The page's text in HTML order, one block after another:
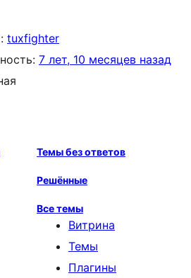
tuxfighter
7 лет, 10 месяцев назад
Темы без ответов
Решённые
Все темы
Витрина
Темы
Плагины